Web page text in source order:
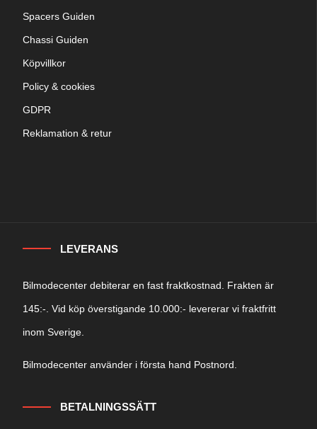
Spacers Guiden
Chassi Guiden
Köpvillkor
Policy & cookies
GDPR
Reklamation & retur
LEVERANS
Bilmodecenter debiterar en fast fraktkostnad. Frakten är
145:-. Vid köp överstigande 10.000:- levererar vi fraktfritt
inom Sverige.
Bilmodecenter använder i första hand Postnord.
BETALNINGSSÄTT